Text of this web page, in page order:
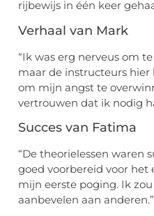
rijbewijs in één keer
Verhaal van Mark
“Ik was erg nerveus om
maar de instructeurs
om mijn angst te
vertrouwen dat ik nodig
Succes van Fatima
“De theorielessen waren
goed voorbereid voor het
mijn eerste poging. Ik
aanbevelen aan anderen.”